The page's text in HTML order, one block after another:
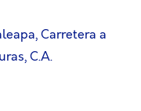
Carretera a
C.A.